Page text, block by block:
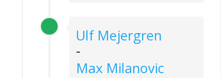
Ulf Mejergren
-
Max Milanovic